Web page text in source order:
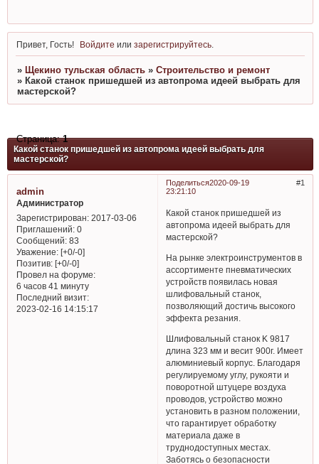
Привет, Гость! Войдите илизарегистрируйтесь
» Щекино тульская область » Строительство и ремонт
» Какой станок пришедшей из автопрома идеей выбрать для
мастерской?
Какой станок пришедшей из автопрома идеей выбрать для
мастерской?
Страница:1
Поделиться 1
2020-09-19
23:21:10
admin
Администратор
Зарегистрирован: 2017-03-06
Приглашений:0
Сообщений:83
Уважение: [+0/-0]
Позитив: [+0/-0]
Провел на форуме:
6 часов 41 минуту
Последний визит:
2023-02-16 14:15:17
Какой станок пришедшей из
автопрома идеей выбрать для
мастерской?
На рынке электроинструментов в
ассортименте пневматических
устройств появилась новая
шлифовальный станок,
позволяющий достичь высокого
эффекта резания.
Шлифовальный станок K 9817
длина 323 мм и весит 900г. Имеет
алюминиевый корпус. Благодаря
регулируемому углу, рукояти и
поворотной штуцере воздуха
проводов, устройство можно
установить в разном положении,
что гарантирует обработку
материала даже в
труднодоступных местах.
Заботясь о безопасности